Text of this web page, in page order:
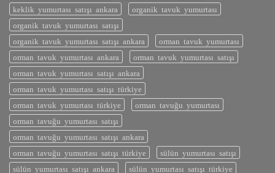
keklik yumurtası satışı ankara
organik tavuk yumurtası
organik tavuk yumurtası satışı
organik tavuk yumurtası satışı ankara
orman tavuk yumurtası
orman tavuk yumurtası ankara
orman tavuk yumurtası satışı
orman tavuk yumurtası satışı ankara
orman tavuk yumurtası satışı türkiye
orman tavuk yumurtası türkiye
orman tavuğu yumurtası
orman tavuğu yumurtası satışı
orman tavuğu yumurtası satışı ankara
orman tavuğu yumurtası satışı türkiye
sülün yumurtası satışı
sülün yumurtası satışı ankara
sülün yumurtası satışı türkiye